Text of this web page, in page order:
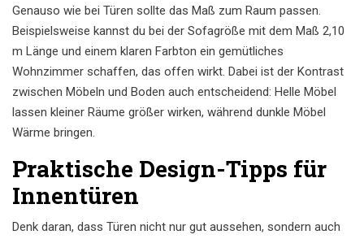
Genauso wie bei Türen sollte das Maß zum Raum passen.
Beispielsweise kannst du bei der Sofagröße mit dem Maß 2,10
m Länge und einem klaren Farbton ein gemütliches
Wohnzimmer schaffen, das offen wirkt. Dabei ist der Kontrast
zwischen Möbeln und Boden auch entscheidend: Helle Möbel
lassen kleiner Räume größer wirken, während dunkle Möbel
Wärme bringen.
Praktische Design-Tipps für
Innentüren
Denk daran, dass Türen nicht nur gut aussehen, sondern auch